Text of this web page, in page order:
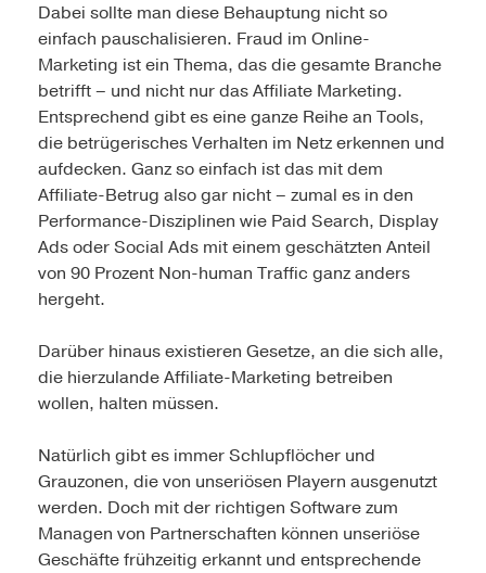
Dabei sollte man diese Behauptung nicht so
einfach pauschalisieren. Fraud im Online-
Marketing ist ein Thema, das die gesamte Branche
betrifft – und nicht nur das Affiliate Marketing.
Entsprechend gibt es eine ganze Reihe an Tools,
die betrügerisches Verhalten im Netz erkennen und
aufdecken. Ganz so einfach ist das mit dem
Affiliate-Betrug also gar nicht – zumal es in den
Performance-Disziplinen wie Paid Search, Display
Ads oder Social Ads mit einem geschätzten Anteil
von 90 Prozent Non-human Traffic ganz anders
hergeht.
Darüber hinaus existieren Gesetze, an die sich alle,
die hierzulande Affiliate-Marketing betreiben
wollen, halten müssen.
Natürlich gibt es immer Schlupflöcher und
Grauzonen, die von unseriösen Playern ausgenutzt
werden. Doch mit der richtigen Software zum
Managen von Partnerschaften können unseriöse
Geschäfte frühzeitig erkannt und entsprechende